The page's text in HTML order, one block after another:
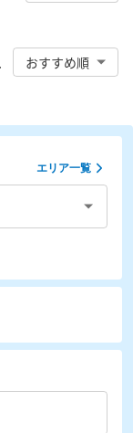
おすすめ順
エリア一覧